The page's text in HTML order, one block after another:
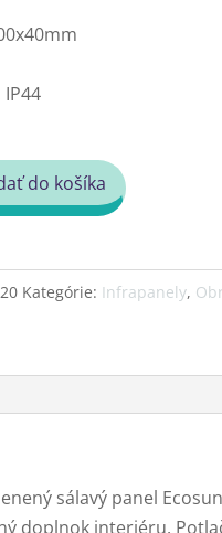
do košíka
Kategórie: Infrapanely,
sálavý panel
doplnok interiéru.